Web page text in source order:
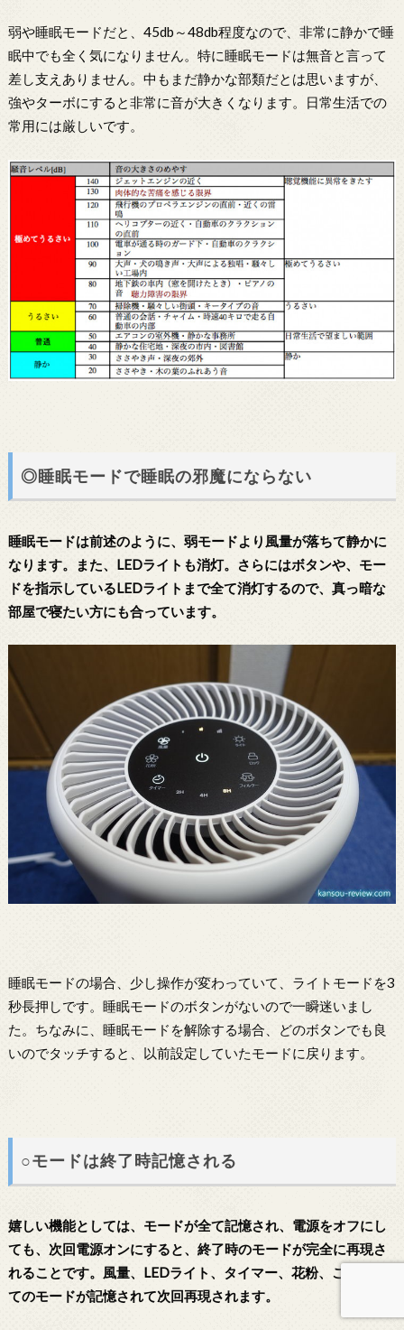
弱や睡眠モードだと、45db～48db程度なので、非常に静かで睡
眠中でも全く気になりません。特に睡眠モードは無音と言って
差し支えありません。中もまだ静かな部類だとは思いますが、
強やターボにすると非常に音が大きくなります。日常生活での
常用には厳しいです。
◎睡眠モードで睡眠の邪魔にならない
睡眠モードは前述のように、弱モードより風量が落ちて静かに
なります。また、LEDライトも消灯。さらにはボタンや、モー
ドを指示しているLEDライトまで全て消灯するので、真っ暗な
部屋で寝たい方にも合っています。
睡眠モードの場合、少し操作が変わっていて、ライトモードを3
秒長押しです。睡眠モードのボタンがないので一瞬迷いまし
た。ちなみに、睡眠モードを解除する場合、どのボタンでも良
いのでタッチすると、以前設定していたモードに戻ります。
○モードは終了時記憶される
嬉しい機能としては、モードが全て記憶され、電源をオフにし
ても、次回電源オンにすると、終了時のモードが完全に再現さ
れることです。風量、LEDライト、タイマー、花粉、これら全
てのモードが記憶されて次回再現されます。